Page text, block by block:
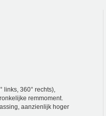
links, 360° rechts),
remmoment.
aanzienlijk hoger